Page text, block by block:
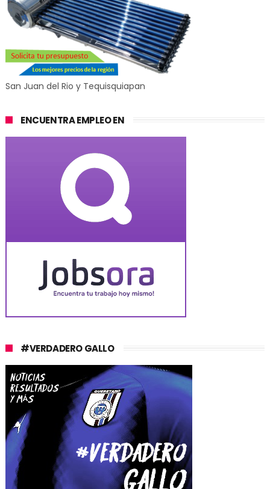
San Juan del Rio y Tequisquiapan
ENCUENTRA EMPLEO EN
#VERDADERO GALLO